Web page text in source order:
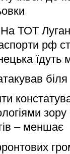
ТОТ
рф
їдуть
– меншає